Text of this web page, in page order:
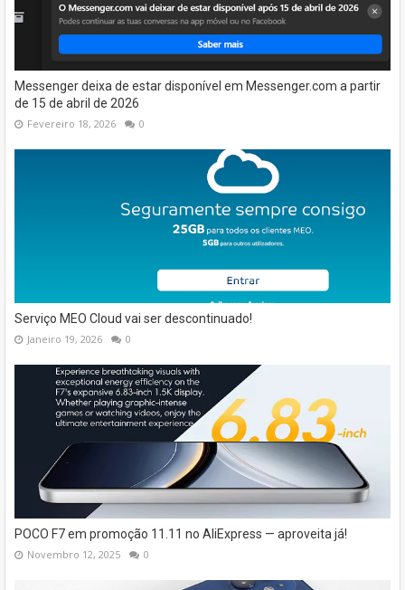
Messenger deixa de estar disponível em Messenger.com a partir
de 15 de abril de 2026
Fevereiro 18, 2026 0
Serviço MEO Cloud vai ser descontinuado!
Janeiro 19, 2026 0
POCO F7 em promoção 11.11 no AliExpress — aproveita já!
Novembro 12, 2025 0